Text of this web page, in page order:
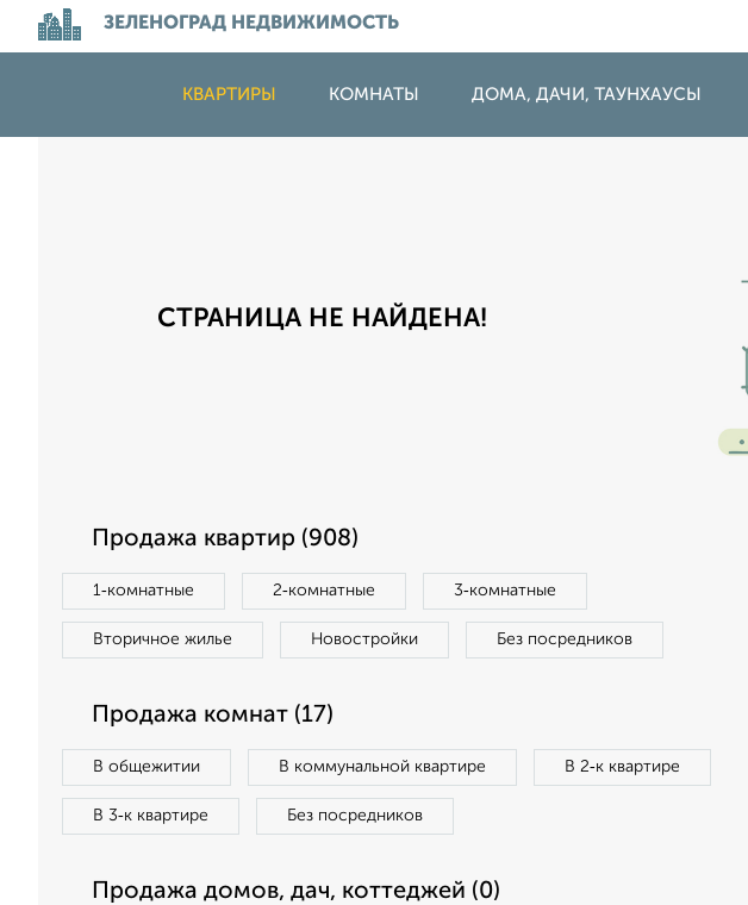
ЗЕЛЕНОГРАД НЕДВИЖИМОСТЬ
КВАРТИРЫ КОМНАТЫ ДОМА, ДАЧИ, ТАУНХАУСЫ
СТРАНИЦА НЕ НАЙДЕНА!
Продажа квартир (908)
1‑комнатные 2‑комнатные 3‑комнатные
Вторичное жилье Новостройки Без посредников
Продажа комнат (17)
В общежитии В коммунальной квартире В 2‑к квартире
В 3‑к квартире Без посредников
Продажа домов, дач, коттеджей (0)